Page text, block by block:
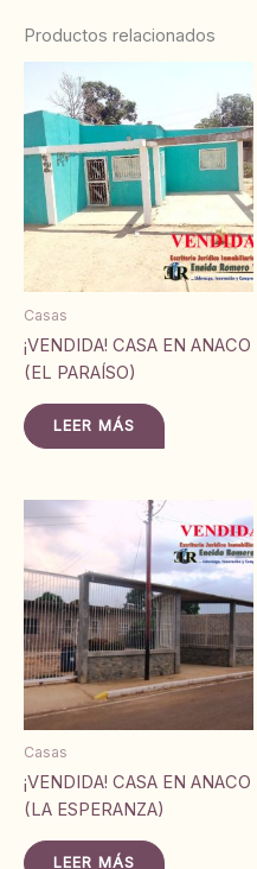
Productos relacionados
Casas
¡VENDIDA! CASA EN ANACO
(EL PARAÍSO)
LEER MÁS
Casas
¡VENDIDA! CASA EN ANACO
(LA ESPERANZA)
LEER MÁS